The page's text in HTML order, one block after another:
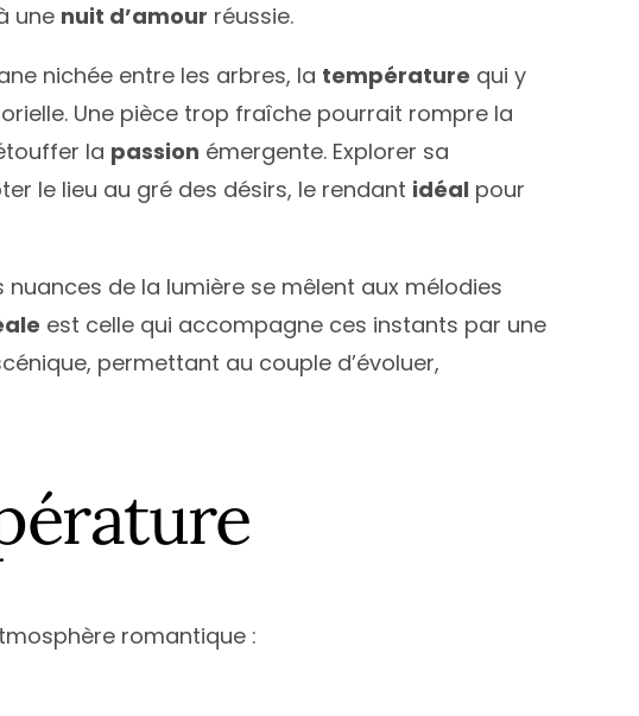
une nuit d’amour réussie.
nichée entre les arbres, la température qui y
Une pièce trop fraîche pourrait rompre la
la passion émergente. Explorer sa
le lieu au gré des désirs, le rendant idéal pour
de la lumière se mêlent aux mélodies
est celle qui accompagne ces instants par une
permettant au couple d’évoluer,
romantique :